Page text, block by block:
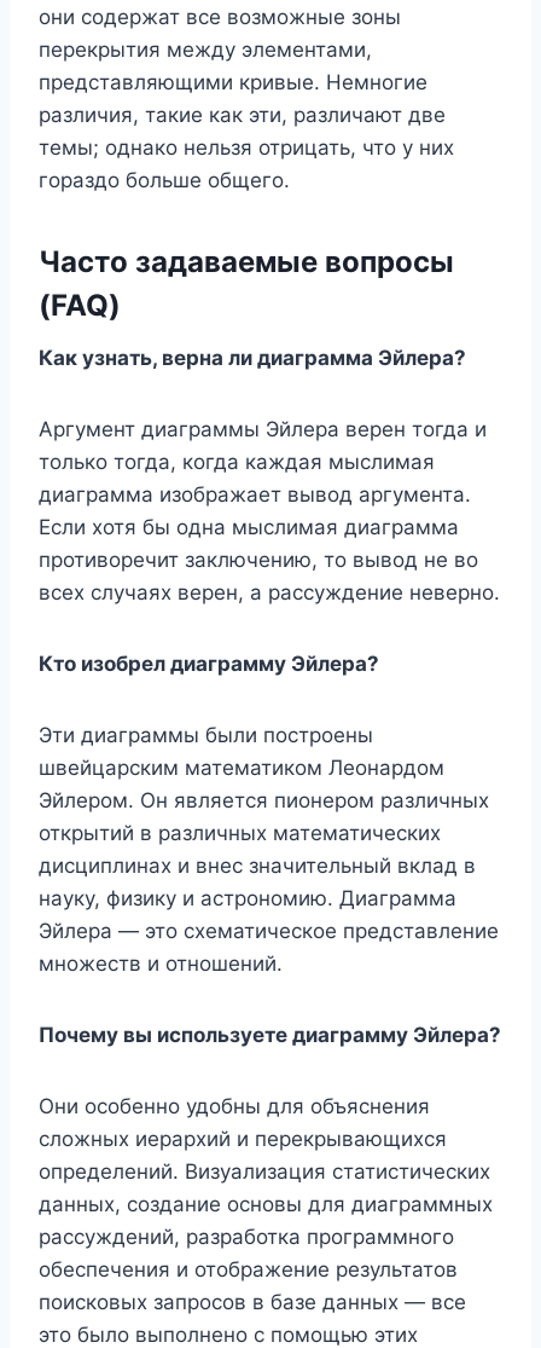
они содержат все возможные зоны
перекрытия между элементами,
представляющими кривые. Немногие
различия, такие как эти, различают две
темы; однако нельзя отрицать, что у них
гораздо больше общего.
Часто задаваемые вопросы
(FAQ)
Как узнать, верна ли диаграмма Эйлера?
Аргумент диаграммы Эйлера верен тогда и
только тогда, когда каждая мыслимая
диаграмма изображает вывод аргумента.
Если хотя бы одна мыслимая диаграмма
противоречит заключению, то вывод не во
всех случаях верен, а рассуждение неверно.
Кто изобрел диаграмму Эйлера?
Эти диаграммы были построены
швейцарским математиком Леонардом
Эйлером. Он является пионером различных
открытий в различных математических
дисциплинах и внес значительный вклад в
науку, физику и астрономию. Диаграмма
Эйлера — это схематическое представление
множеств и отношений.
Почему вы используете диаграмму Эйлера?
Они особенно удобны для объяснения
сложных иерархий и перекрывающихся
определений. Визуализация статистических
данных, создание основы для диаграммных
рассуждений, разработка программного
обеспечения и отображение результатов
поисковых запросов в базе данных — все
это было выполнено с помощью этих